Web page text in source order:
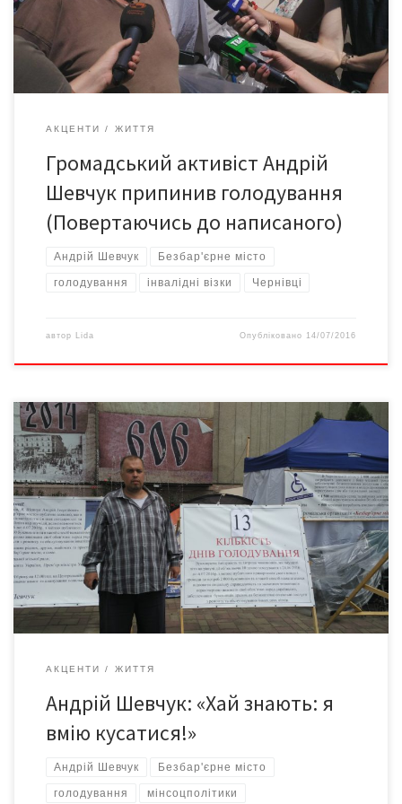
але наразі побачила потребу і можливість прискорити
виконання цих робіт – адже велику […]
АКЦЕНТИ ЖИТТЯ
Громадський активіст Андрій
Шевчук припинив голодування
(Повертаючись до написаного)
Андрій Шевчук Безбар'єрне місто
голодування інвалідні візки Чернівці
автор Lida Опубліковано 14/07/2016
Тринадцять днів триває голодування голови громадської
організації «Безбар’єрне місто» Андрія Шевчука. Він вимагає
підтримки 2 тис. користувачів інвалідних візків щодо
відновлення соціальної справедливості та захисту права на
державну підтримку з безкоштовного ремонт та
обслуговування інвалідних візків за місцем проживання чи
перебування користувача (дім, лікарня тощо). Подробиці
дізнавалися у пікетувальника, який […]
АКЦЕНТИ ЖИТТЯ
Андрій Шевчук: «Хай знають: я
вмію кусатися!»
Андрій Шевчук Безбар'єрне місто
голодування мінсоцполітики